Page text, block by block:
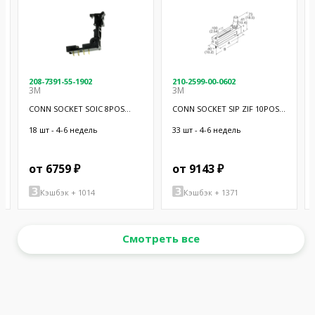
208-7391-55-1902
3M
CONN SOCKET SOIC 8POS
18 шт - 4-6 недель
от 6759 ₽
Кэшбэк + 1014
210-2599-00-0602
3M
CONN SOCKET SIP ZIF 10POS
33 шт - 4-6 недель
от 9143 ₽
Кэшбэк + 1371
Смотреть все